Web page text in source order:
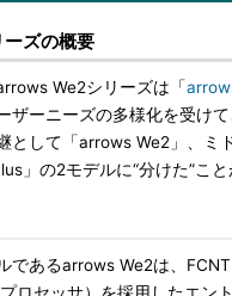
ズの概要
We2シリーズは「
ザーニーズの多様化を受け
として「arrows We2」、ミ
」の2モデルに“分けた”こと
であるarrows We2は、